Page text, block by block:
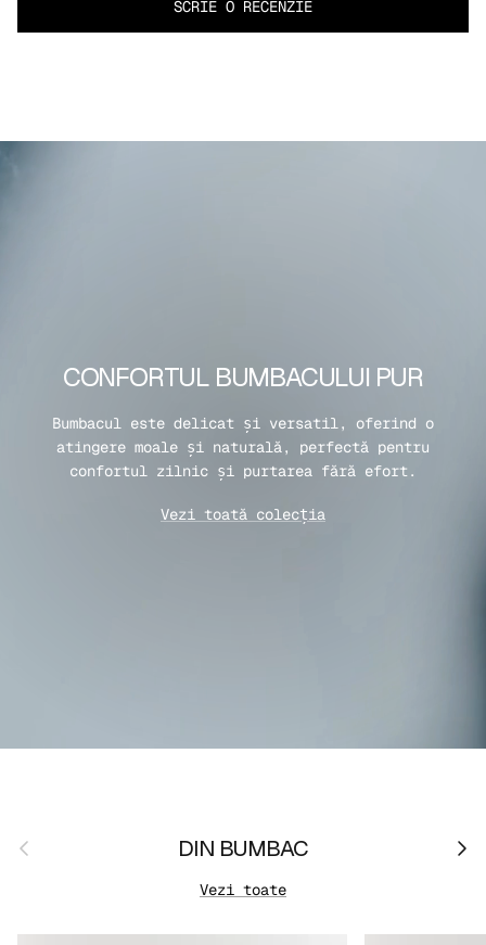
SCRIE O RECENZIE
CONFORTUL BUMBACULUI PUR
Bumbacul este delicat și versatil, oferind o
atingere moale și naturală, perfectă pentru
confortul zilnic și purtarea fără efort.
Vezi toată colecția
Anterior DIN BUMBAC
Vezi toate